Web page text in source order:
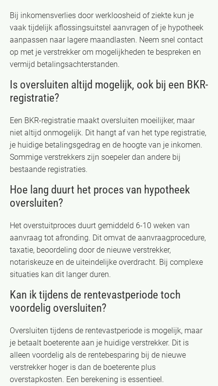
Bij inkomensverlies door werkloosheid of ziekte kun je
vaak tijdelijk aflossingsuitstel aanvragen of je hypotheek
aanpassen naar lagere maandlasten. Neem snel contact
op met je verstrekker om mogelijkheden te bespreken en
vermijd betalingsachterstanden.
Is oversluiten altijd mogelijk, ook bij een BKR-
registratie?
Een BKR-registratie maakt oversluiten moeilijker, maar
niet altijd onmogelijk. Dit hangt af van het type registratie,
je huidige betalingsgedrag en de hoogte van je inkomen.
Sommige verstrekkers zijn soepeler dan andere bij
bestaande registraties.
Hoe lang duurt het proces van hypotheek
oversluiten?
Het overstuitproces duurt gemiddeld 6-10 weken van
aanvraag tot afronding. Dit omvat de aanvraagprocedure,
taxatie, beoordeling door de nieuwe verstrekker,
notariskeuze en de uiteindelijke overdracht. Bij complexe
situaties kan dit langer duren.
Kan ik tijdens de rentevastperiode toch
voordelig oversluiten?
Oversluiten tijdens de rentevastperiode is mogelijk, maar
je betaalt boeterente aan je huidige verstrekker. Dit is
alleen voordelig als de rentebesparing bij de nieuwe
verstrekker hoger is dan de boeterente plus
overstapkosten. Een berekening is essentieel.